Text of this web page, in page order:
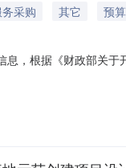
务采购 其它
预
息，根据《财政部关
年10月是